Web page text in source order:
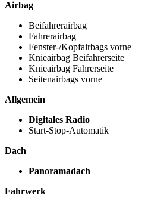
Airbag
Beifahrerairbag
Fahrerairbag
Fenster-/Kopfairbags vorne
Knieairbag Beifahrerseite
Knieairbag Fahrerseite
Seitenairbags vorne
Allgemein
Digitales Radio
Start-Stop-Automatik
Dach
Panoramadach
Fahrwerk